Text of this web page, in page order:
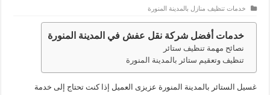
خدمات تنظيف منازل بالمدينة المنورة
خدمات أفضل شركة نقل عفش في المدينة المنورة
نصائح مهمة تنظيف ستائر
تنظيف وتعقيم ستائر بالمدينة المنورة
غسيل الستائر بالمدينة المنورة عزيزى العميل إذا كنت تحتاج إلى خدمة